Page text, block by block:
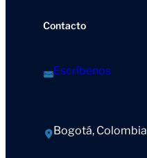
Contacto
Escríbenos
Bogotá, Colombia